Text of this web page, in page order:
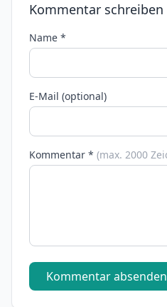
Kommentar schreiben
Name *
E-Mail (optional)
Kommentar * (max. 2000
Kommentar absenden